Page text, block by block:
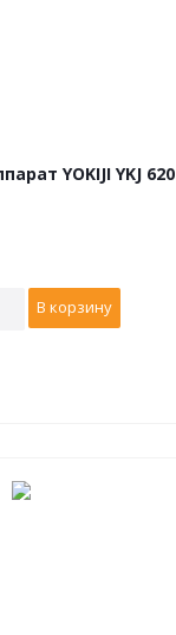
YOKIJI YKJ 620
В корзину